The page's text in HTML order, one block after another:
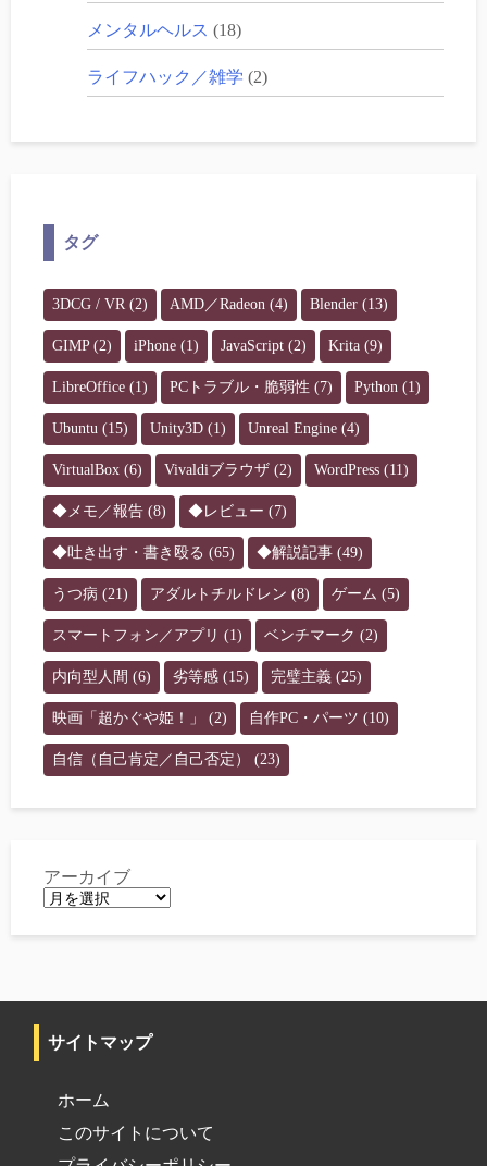
メンタルヘルス (18)
ライフハック／雑学 (2)
タグ
3DCG / VR(2) AMD／Radeon (4) Blender (13)
GIMP(2) iPhone (1) JavaScript (2) Krita (9)
LibreOffice (1) PCトラブル・脆弱性 (7) Python (1)
Ubuntu (15) Unity3D (1) Unreal Engine (4)
VirtualBox (6) Vivaldiブラウザ (2) WordPress (11)
◆メモ／報告 (8) ◆レビュー (7)
◆吐き出す・書き殴る (65) ◆解説記事 (49)
うつ病 (21) アダルトチルドレン (8) ゲーム (5)
スマートフォン／アプリ (1) ベンチマーク (2)
内向型人間 (6) 劣等感 (15) 完璧主義 (25)
映画「超かぐや姫！」 (2) 自作PC・パーツ (10)
自信（自己肯定／自己否定） (23)
アーカイブ
サイトマップ
ホーム
このサイトについて